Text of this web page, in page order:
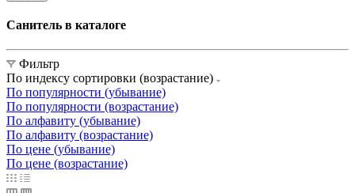
Санитель в каталоге
Фильтр
По индексу сортировки (возрастание)
По популярности (убывание)
По популярности (возрастание)
По алфавиту (убывание)
По алфавиту (возрастание)
По цене (убывание)
По цене (возрастание)